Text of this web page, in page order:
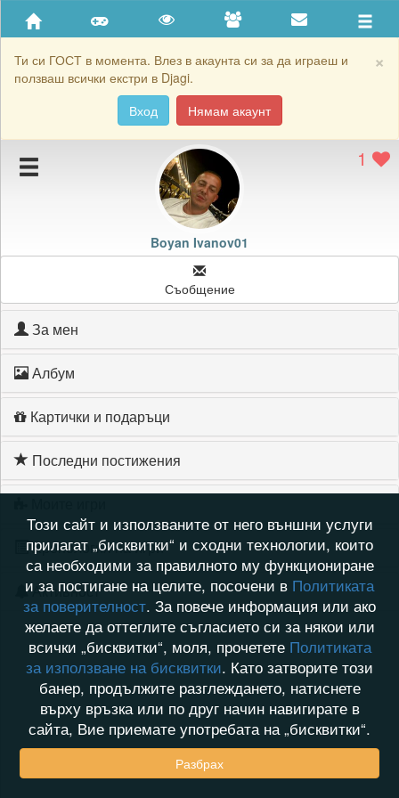
×
Ти си ГОСТ в момента. Влез в акаунта си за да играеш и
ползваш всички екстри в Djagi.
Вход
Нямам акаунт
Приятели
Хронология на игри
Подаръците на Boyan Ivanov01
Картичките на Boyan Ivanov01
Блокирай Boyan Ivanov01
1
Boyan Ivanov01
Съобщение
За мен
Албум
Картички и подаръци
Последни постижения
Хронология на игри
Активност
Този сайт и използваните от него външни услуги
прилагат „бисквитки“ и сходни технологии, които
са необходими за правилното му функциониране
и за постигане на целите, посочени в Политиката
за поверителност. За повече информация или ако
желаете да оттеглите съгласието си за някои или
всички „бисквитки“, моля, прочетете Политиката
за използване на бисквитки. Като затворите този
банер, продължите разглеждането, натиснете
върху връзка или по друг начин навигирате в
сайта, Вие приемате употребата на „бисквитки“.
Разбрах